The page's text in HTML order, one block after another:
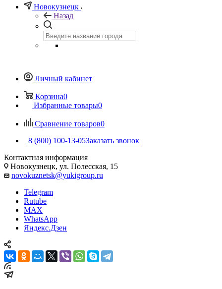
Новокузнецк
Назад
Личный кабинет
Корзина0
Избранные товары0
Сравнение товаров0
8 (800) 100-13-05Заказать звонок
Контактная информация
Новокузнецк, ул. Полесская, 15
novokuznetsk@yukigroup.ru
Telegram
Rutube
MAX
WhatsApp
Яндекс.Дзен